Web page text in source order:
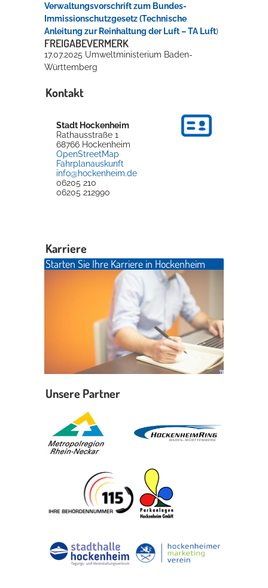
Verwaltungsvorschrift zum Bundes-
Immissionschutzgesetz (Technische
Anleitung zur Reinhaltung der Luft – TA Luft)
FREIGABEVERMERK
17.07.2025 Umweltministerium Baden-
Württemberg
Kontakt
Stadt Hockenheim
Rathausstraße 1
68766 Hockenheim
OpenStreetMap
Fahrplanauskunft
info@hockenheim.de
06205 210
06205 212990
Karriere
Starten Sie Ihre Karriere in Hockenheim
Unsere Partner